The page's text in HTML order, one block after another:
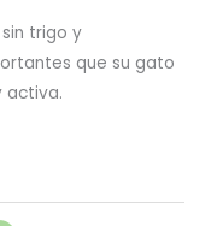
trigo y
que su gato
activa.